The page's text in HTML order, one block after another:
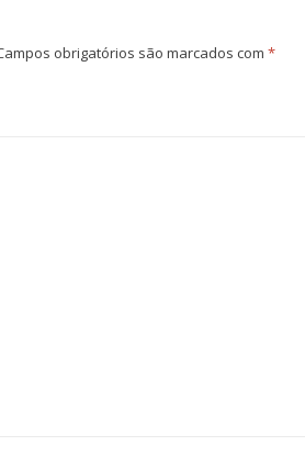
obrigatórios são marcados com *